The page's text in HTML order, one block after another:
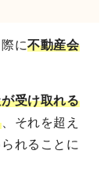
に不動産会
受け取れる
、それを超え
れることに